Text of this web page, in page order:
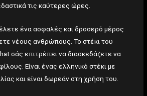
τις καύτερες ώρες.
ένα ασφαλές και δροσερό μέρος
νέους ανθρώπους. Το στέκι του
σάς επιτρέπει να διασκεδάζετε να
Είναι ένας ελληνικό στέκι με
και είναι δωρεάν στη χρήση του.